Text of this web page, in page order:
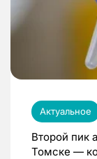
Актуальное
Второй пик
Томске —